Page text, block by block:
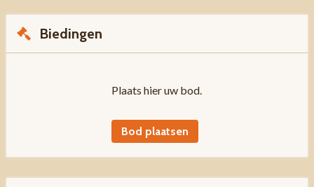
Biedingen
Plaats hier uw bod.
Bod plaatsen